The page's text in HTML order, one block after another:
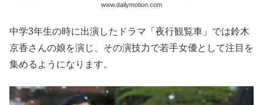
www.dailymotion.com
中学3年生の時に出演したドラマ「夜行観覧車」では鈴木
京香さんの娘を演じ、その演技力で若手女優として注目を
集めるようになります。